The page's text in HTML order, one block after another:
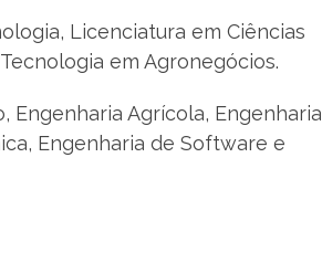
Licenciatura em Ciências
em Agronegócios.
Engenharia Agrícola, Engenharia
Engenharia de Software e